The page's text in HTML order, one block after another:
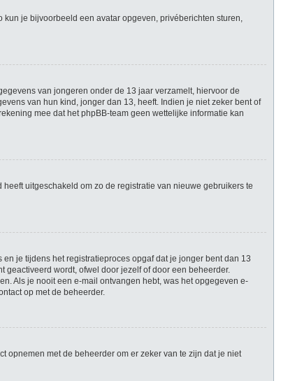
je bijvoorbeeld een avatar opgeven, privéberichten sturen,
van jongeren onder de 13 jaar verzamelt, hiervoor de
van hun kind, jonger dan 13, heeft. Indien je niet zeker bent of
mee dat het phpBB-team geen wettelijke informatie kan
uitgeschakeld om zo de registratie van nieuwe gebruikers te
je tijdens het registratieproces opgaf dat je jonger bent dan 13
geactiveerd wordt, ofwel door jezelf of door een beheerder.
Als je nooit een e-mail ontvangen hebt, was het opgegeven e-
op met de beheerder.
opnemen met de beheerder om er zeker van te zijn dat je niet